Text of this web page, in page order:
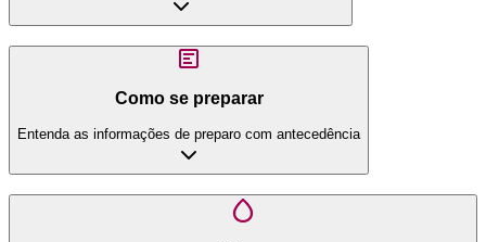
Como se preparar
Entenda as informações de preparo com antecedência